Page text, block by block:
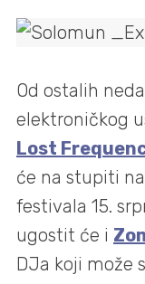
Od ostalih
elektroničkog
Lost
će na stupiti
festivala 15.
ugostit će i
DJa koji može